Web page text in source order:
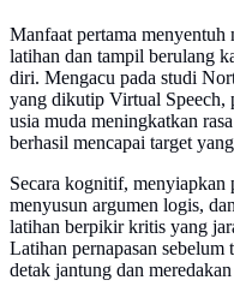
Manfaat pertama
latihan dan tampil berulang
diri. Mengacu pada studi
yang dikutip Virtual Speech,
usia muda meningkatkan
berhasil mencapai target
Secara kognitif, menyiapkan
menyusun argumen logis,
latihan berpikir kritis yang
Latihan pernapasan
detak jantung dan